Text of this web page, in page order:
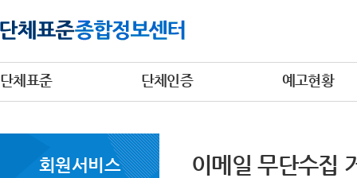
단체표준 단체인증 예고현황
회원서비스 이메일 무단수집